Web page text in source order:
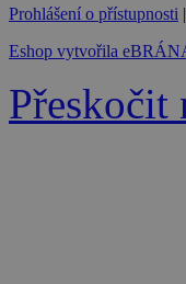
Prohlášení o přístupnosti |
Eshop vytvořila
Přeskočit